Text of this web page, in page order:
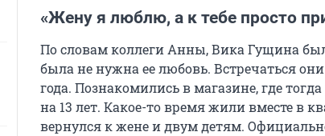
«Жену я люблю, а к тебе просто
По словам коллеги Анны, Вика Гущина
была не нужна ее любовь. Встречаться
года. Познакомились в магазине, где
на 13 лет. Какое-то время жили вместе в
вернулся к жене и двум детям.